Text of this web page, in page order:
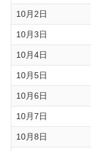
10月2日
10月3日
10月4日
10月5日
10月6日
10月7日
10月8日